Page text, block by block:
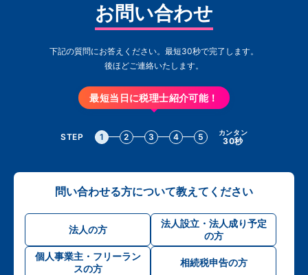
お問い合わせ
下記の質問にお答えください。最短30秒で完了します。
後ほどご連絡いたします。
最短当日に税理士紹介可能！
STEP 1 2 3 4 5 カンタン
30秒
問い合わせる方について教えてください
法人の方
法人設立・法人成り予定
の方
個人事業主・フリーラン
スの方
相続税申告の方